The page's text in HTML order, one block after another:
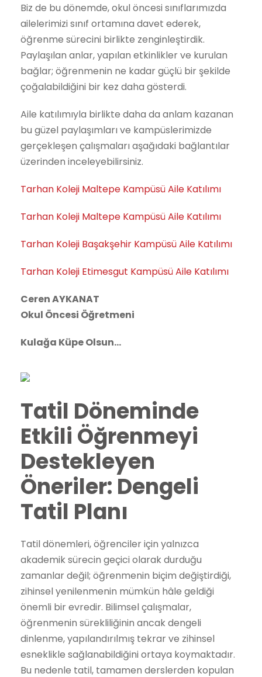
Biz de bu dönemde, okul öncesi sınıflarımızda
ailelerimizi sınıf ortamına davet ederek,
öğrenme sürecini birlikte zenginleştirdik.
Paylaşılan anlar, yapılan etkinlikler ve kurulan
bağlar; öğrenmenin ne kadar güçlü bir şekilde
çoğalabildiğini bir kez daha gösterdi.
Aile katılımıyla birlikte daha da anlam kazanan
bu güzel paylaşımları ve kampüslerimizde
gerçekleşen çalışmaları aşağıdaki bağlantılar
üzerinden inceleyebilirsiniz.
Tarhan Koleji Maltepe Kampüsü Aile Katılımı
Tarhan Koleji Maltepe Kampüsü Aile Katılımı
Tarhan Koleji Başakşehir Kampüsü Aile Katılımı
Tarhan Koleji Etimesgut Kampüsü Aile Katılımı
Ceren AYKANAT
Okul Öncesi Öğretmeni
Kulağa Küpe Olsun…
Tatil Döneminde
Etkili Öğrenmeyi
Destekleyen
Öneriler: Dengeli
Tatil Planı
Tatil dönemleri, öğrenciler için yalnızca
akademik sürecin geçici olarak durduğu
zamanlar değil; öğrenmenin biçim değiştirdiği,
zihinsel yenilenmenin mümkün hâle geldiği
önemli bir evredir. Bilimsel çalışmalar,
öğrenmenin sürekliliğinin ancak dengeli
dinlenme, yapılandırılmış tekrar ve zihinsel
esneklikle sağlanabildiğini ortaya koymaktadır.
Bu nedenle tatil, tamamen derslerden kopulan